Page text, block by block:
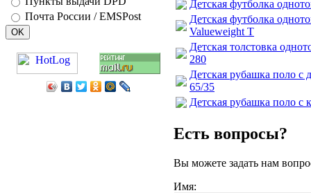
Почта России / EMSPost
Детская футболка
Детская футболка
Valueweight T
Детская толстовка
280
Детская рубашка поло
65/35
Детская рубашка поло с
Есть вопросы?
Вы можете задать нам
Имя: